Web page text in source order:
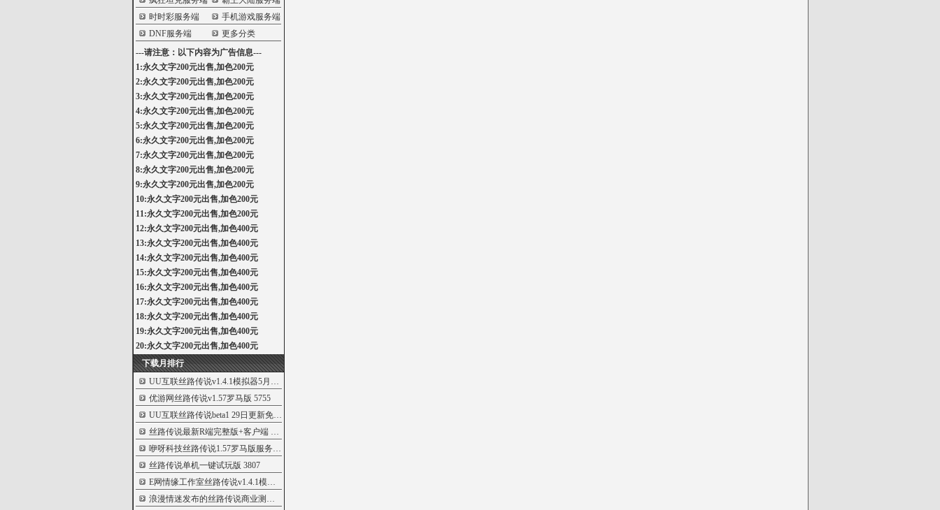
时时彩服务端
手机游戏服务端
DNF服务端
更多分类
---请注意：以下内容为广告信息---
1:永久文字200元出售,加色200元
2:永久文字200元出售,加色200元
3:永久文字200元出售,加色200元
4:永久文字200元出售,加色200元
5:永久文字200元出售,加色200元
6:永久文字200元出售,加色200元
7:永久文字200元出售,加色200元
8:永久文字200元出售,加色200元
9:永久文字200元出售,加色200元
10:永久文字200元出售,加色200元
11:永久文字200元出售,加色200元
12:永久文字200元出售,加色400元
13:永久文字200元出售,加色400元
14:永久文字200元出售,加色400元
15:永久文字200元出售,加色400元
16:永久文字200元出售,加色400元
17:永久文字200元出售,加色400元
18:永久文字200元出售,加色400元
19:永久文字200元出售,加色400元
20:永久文字200元出售,加色400元
下载月排行
UU互联丝路传说v1.4.1模拟器5月28日更新版
优游网丝路传说v1.57罗马版 5755
UU互联丝路传说beta1 29日更新免费共享版
丝路传说最新R端完整版+客户端5170
咿呀科技丝路传说1.57罗马版服务端
丝路传说单机一键试玩版 3807
E网情缘工作室丝路传说v1.4.1模拟器
浪漫情迷发布的丝路传说商业测试第一版